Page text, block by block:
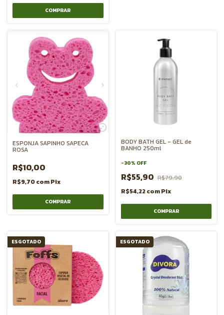
ESPONJA SAPINHO SAPECA
ROSA
R$10,00
R$9,70comPix
BODY BATH GEL - GEL de
BANHO 250ml
-30% OFF
R$55,90 R$79,90
R$54,22comPix
ESGOTADO ESGOTADO